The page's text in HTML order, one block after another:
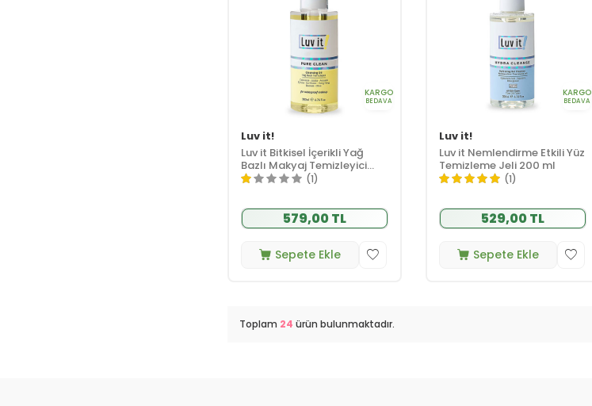
KARGO
BEDAVA
Luv it!
Luv it Bitkisel İçerikli Yağ
Bazlı Makyaj Temizleyici
200 ml
(1)
579,00 TL
Sepete Ekle
KARGO
BEDAVA
Luv it!
Luv it Nemlendirme Etkili Yüz
Temizleme Jeli 200 ml
(1)
529,00 TL
Sepete Ekle
Toplam 24 ürün bulunmaktadır.